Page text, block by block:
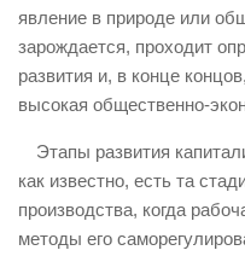
явление в природе или
зарождается, проходит
развития и, в конце
высокая общественно-
Этапы развития
как известно, есть та
производства, когда
методы его